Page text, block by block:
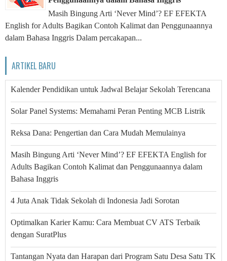
Masih Bingung Arti ‘Never Mind’? EF EFEKTA
English for Adults Bagikan Contoh Kalimat dan Penggunaannya
dalam Bahasa Inggris Dalam percakapan...
ARTIKEL BARU
Kalender Pendidikan untuk Jadwal Belajar Sekolah Terencana
Solar Panel Systems: Memahami Peran Penting MCB Listrik
Reksa Dana: Pengertian dan Cara Mudah Memulainya
Masih Bingung Arti ‘Never Mind’? EF EFEKTA English for
Adults Bagikan Contoh Kalimat dan Penggunaannya dalam
Bahasa Inggris
4 Juta Anak Tidak Sekolah di Indonesia Jadi Sorotan
Optimalkan Karier Kamu: Cara Membuat CV ATS Terbaik
dengan SuratPlus
Tantangan Nyata dan Harapan dari Program Satu Desa Satu TK